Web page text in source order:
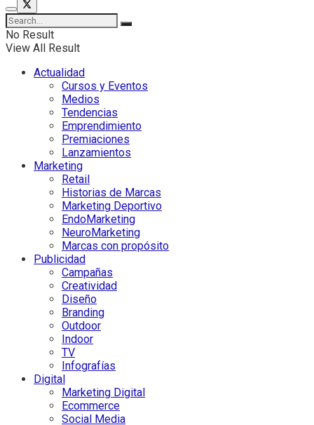
No Result
View All Result
Actualidad
Cursos y Eventos
Medios
Tendencias
Emprendimiento
Premiaciones
Lanzamientos
Marketing
Retail
Historias de Marcas
Marketing Deportivo
EndoMarketing
NeuroMarketing
Marcas con propósito
Publicidad
Campañas
Creatividad
Diseño
Branding
Outdoor
Indoor
TV
Infografías
Digital
Marketing Digital
Ecommerce
Social Media